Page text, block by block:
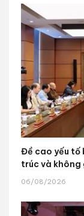
Đề cao yếu tố
trúc và không
06/08/2026